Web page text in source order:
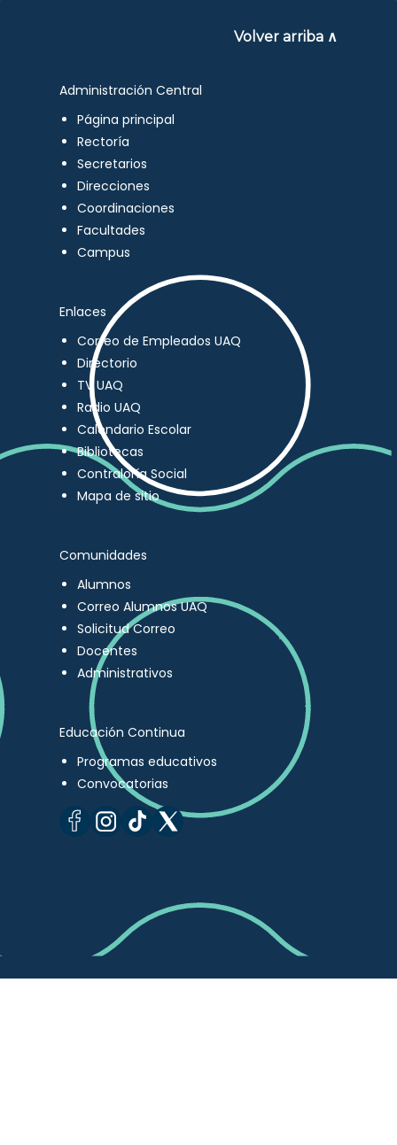
Volver arriba ∧
Administración Central
Página principal
Rectoría
Secretarios
Direcciones
Coordinaciones
Facultades
Campus
Enlaces
Correo de Empleados UAQ
Directorio
TV UAQ
Radio UAQ
Calendario Escolar
Bibliotecas
Contraloría Social
Mapa de sitio
Comunidades
Alumnos
Correo Alumnos UAQ
Solicitud Correo
Docentes
Administrativos
Educación Continua
Programas educativos
Convocatorias